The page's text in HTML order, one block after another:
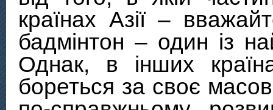
країнах Азії –
бадмінтон – один із
Однак, в інших
бореться за своє